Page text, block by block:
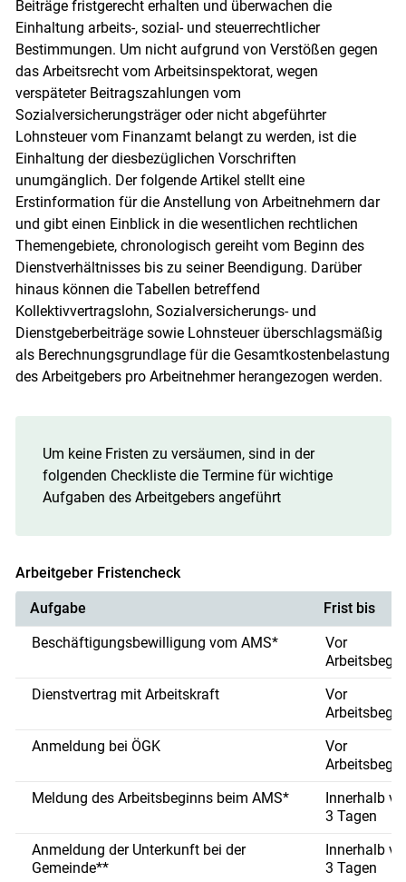
Beiträge fristgerecht erhalten und überwachen die
Einhaltung arbeits-, sozial- und steuerrechtlicher
Bestimmungen. Um nicht aufgrund von Verstößen gegen
das Arbeitsrecht vom Arbeitsinspektorat, wegen
verspäteter Beitragszahlungen vom
Sozialversicherungsträger oder nicht abgeführter
Lohnsteuer vom Finanzamt belangt zu werden, ist die
Einhaltung der diesbezüglichen Vorschriften
unumgänglich. Der folgende Artikel stellt eine
Erstinformation für die Anstellung von Arbeitnehmern dar
und gibt einen Einblick in die wesentlichen rechtlichen
Themengebiete, chronologisch gereiht vom Beginn des
Dienstverhältnisses bis zu seiner Beendigung. Darüber
hinaus können die Tabellen betreffend
Kollektivvertragslohn, Sozialversicherungs- und
Dienstgeberbeiträge sowie Lohnsteuer überschlagsmäßig
als Berechnungsgrundlage für die Gesamtkostenbelastung
des Arbeitgebers pro Arbeitnehmer herangezogen werden.
Um keine Fristen zu versäumen, sind in der
folgenden Checkliste die Termine für wichtige
Aufgaben des Arbeitgebers angeführt
Arbeitgeber Fristencheck
Aufgabe
Frist bis
Beschäftigungsbewilligung vom AMS*
Vor
Dienstvertrag mit Arbeitskraft
Vor
Anmeldung bei ÖGK
Vor
Meldung des Arbeitsbeginns beim AMS*
Innerhalb
3 Tagen
Anmeldung der Unterkunft bei der
Gemeinde**
Innerhalb
3 Tagen